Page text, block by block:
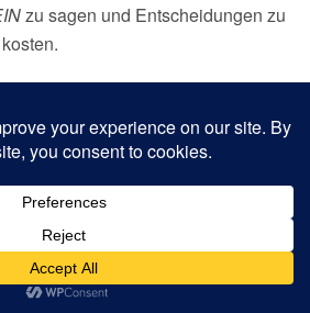
zu sagen und Entscheidungen zu
Dank für das Gespräch.